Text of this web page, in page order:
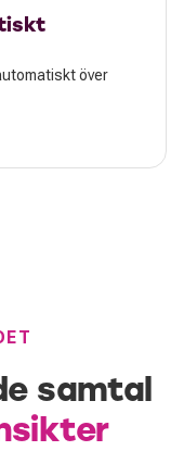
över
samtal